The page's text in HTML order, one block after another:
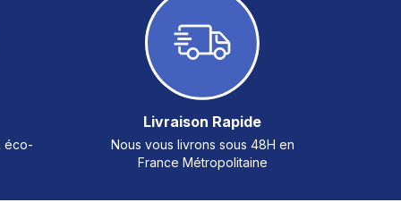
éco-
Livraison Rapide
Nous vous livrons sous 48H en
France Métropolitaine